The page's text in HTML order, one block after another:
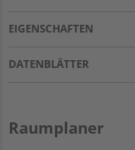
EIGENSCHAFTEN
DATENBLÄTTER
Raumplaner